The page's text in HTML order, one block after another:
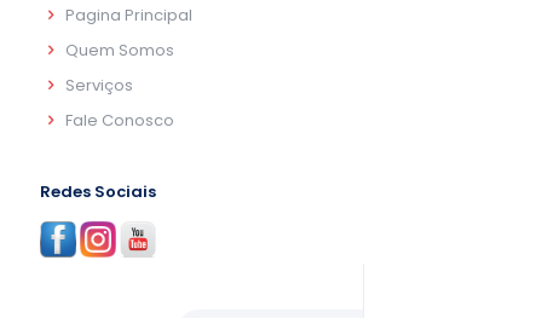
Pagina Principal
Quem Somos
Serviços
Fale Conosco
Redes Sociais